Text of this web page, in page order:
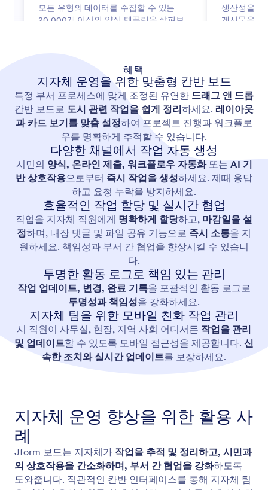
혜택
지자체 운영을 위한 맞춤형 칸반 보드
특정 부서 프로세스에 맞게 조정된 유연한 드래그 앤 드롭
칸반 보드로 도시 관련 작업을 쉽게 정리하세요. 레이아웃
과 카드 보기를 맞춤 설정하여 프로젝트 진행과 워크플로
우를 명확하게 추적할 수 있습니다.
다양한 채널에서 작업 자동 생성
시민의 양식, 온라인 제출, 워크플로우 자동화또는 AI 기
반 상호작용으로부터 즉시 작업을 생성하세요. 제때 응답
하고 요청 누락을 방지하세요.
효율적인 작업 할당 및 실시간 협업
작업을 지자체 직원에게 명확하게 할당하고, 마감일을 설
정하며, 내장 댓글 및 파일 공유 기능으로 즉시 소통을 지
원하세요. 책임성과 부서 간 협업을 향상시킬 수 있습니
다.
투명한 활동 로그로 책임 있는 관리
작업 업데이트, 변경, 완료 기록을 포괄적인 활동 로그로
투명성과 책임성을 강화하세요.
지자체 팀을 위한 모바일 친화 작업 관리
시 직원이 사무실, 현장, 지역 사회 어디서든 작업을 관리
및 업데이트할 수 있도록 모바일 접근성을 제공합니다. 신
속한 조치와 실시간 업데이트를 보장하세요.
지자체 운영 향상을 위한 활용 사
례
Jform 보드는 지자체가 작업을 추적 및 정리하고, 시민과
의 상호작용을 간소화하며, 부서 간 협업을 강화하도록
도와줍니다. 직관적인 칸반 인터페이스를 통해 지자체 팀